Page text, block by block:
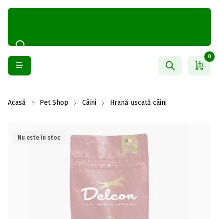
0
Acasă Pet Shop Câini Hrană uscată câini
Nu este în stoc